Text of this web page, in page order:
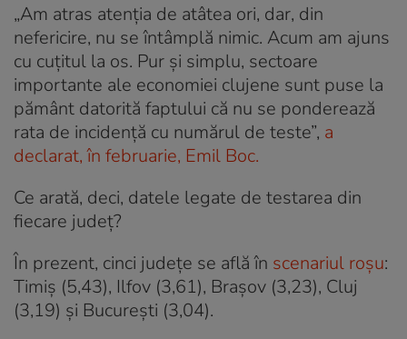
„Am atras atenția de atâtea ori, dar, din
nefericire, nu se întâmplă nimic. Acum am ajuns
cu cuțitul la os. Pur și simplu, sectoare
importante ale economiei clujene sunt puse la
pământ datorită faptului că nu se ponderează
rata de incidență cu numărul de teste”, a
declarat, în februarie, Emil Boc.
Ce arată, deci, datele legate de testarea din
fiecare județ?
În prezent, cinci județe se află în scenariul roșu:
Timiș (5,43), Ilfov (3,61), Brașov (3,23), Cluj
(3,19) și Bucureşti (3,04).